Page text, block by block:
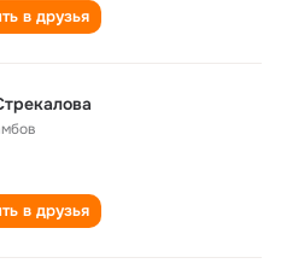
в друзья
в друзья